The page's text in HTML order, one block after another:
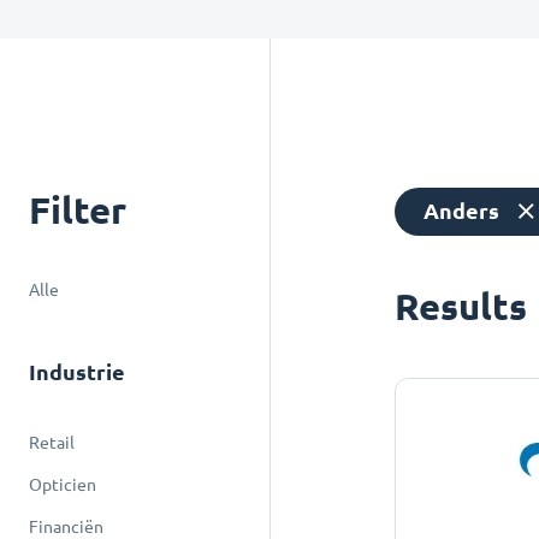
Filter
Alle
Industrie
Retail
Opticien
Financiën
Anders
Results